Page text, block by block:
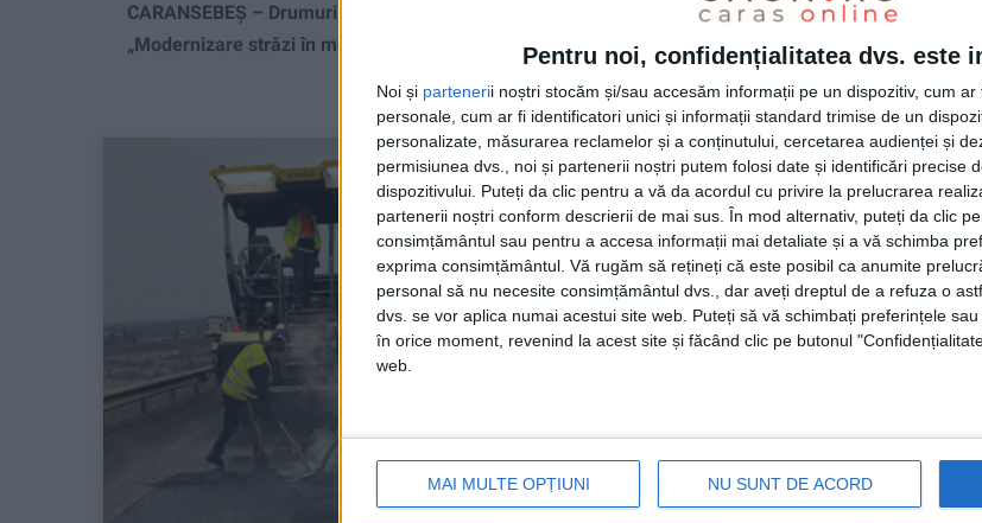
Pentru noi, confidențialitatea dvs. este
Noi și partenerii noștri stocăm și/sau accesăm informații pe un dispozitiv, cum
personale, cum ar fi identificatori unici și informații standard trimise de un
personalizate, măsurarea reclamelor și a conținutului, cercetarea audienței și
permisiunea dvs., noi și partenerii noștri putem folosi date și identificări precise
dispozitivului. Puteți da clic pentru a vă da acordul cu privire la prelucrarea
partenerii noștri conform descrierii de mai sus. În mod alternativ, puteți da clic
consimțământul sau pentru a accesa informații mai detaliate și a vă schimba
exprima consimțământul. Vă rugăm să rețineți că este posibil ca anumite
personal să nu necesite consimțământul dvs., dar aveți dreptul de a refuza o
dvs. se vor aplica numai acestui site web. Puteți să vă schimbați preferințele
în orice moment, revenind la acest site și făcând clic pe butonul
web.
MAI MULTE OPȚIUNI NU SUNT DE ACORD
CARANSEBEȘ – Drumuri și Poduri Banat a demarat lucrările pe străzile cuprinse în proiectul
„Modernizare străzi în municipiul Caransebeș”, o finanțare de peste 9,5 milioane de lei!